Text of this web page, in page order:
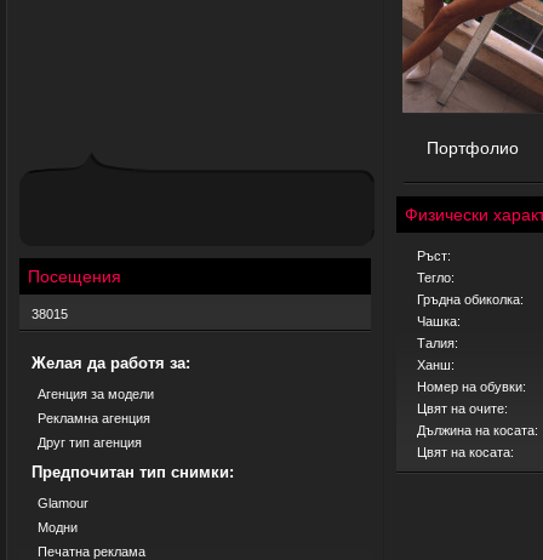
Посещения
38015
Желая да работя за:
Агенция за модели
Рекламна агенция
Друг тип агенция
Предпочитан тип снимки:
Glamour
Модни
Печатна реклама
Портфолио
Физически
Ръст:
Тегло:
Гръдна обиколка:
Чашка:
Талия:
Ханш:
Номер на обувки:
Цвят на очите:
Дължина на косата:
Цвят на косата: